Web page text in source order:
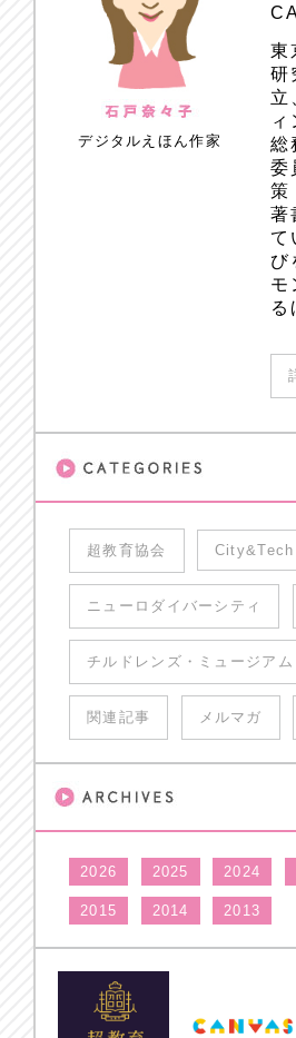
デジタルえほん作家
東
研
立
総
委
策
著
て
び
モ
る
超教育協会 City&Tech
ニューロダイバーシティ
チルドレンズ・ミュージアム
関連記事 メルマガ
2026 2025 2024
2015 2014 2013